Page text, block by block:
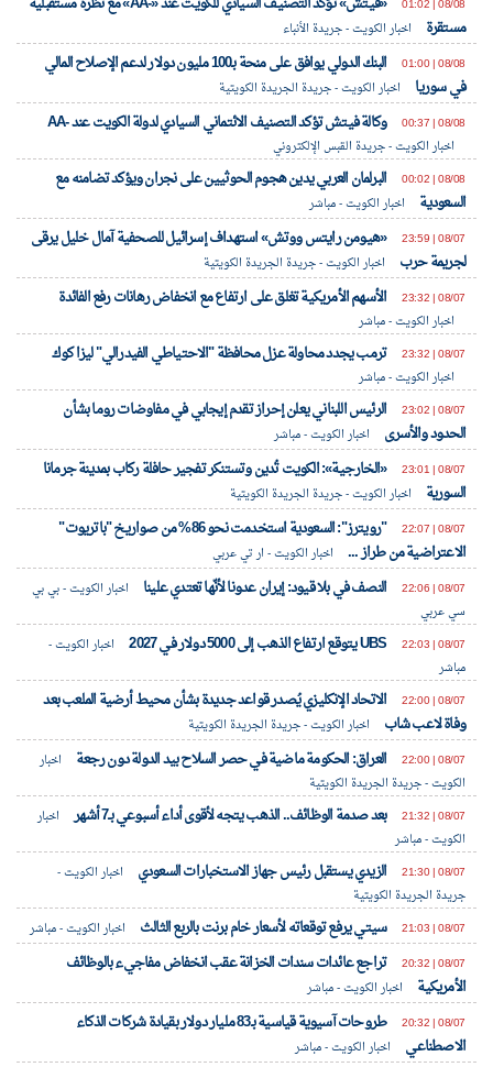
08/08 | 01:02
مستقرة
اخبار الكويت - جريدة الأنباء
08/08 | 01:00
البنك الدولي يوافق على منحة بـ100 مليون دولار لدعم الإصلاح المالي
في سوريا
اخبار الكويت - جريدة الجريدة الكويتية
08/08 | 00:37
وكالة فيتش تؤكد التصنيف الائتماني السيادي لدولة الكويت عند -AA
اخبار الكويت - جريدة القبس الإلكتروني
08/08 | 00:02
البرلمان العربي يدين هجوم الحوثيين على نجران ويؤكد تضامنه مع
السعودية
اخبار الكويت - مباشر
08/07 | 23:59
«هيومن رايتس ووتش» استهداف إسرائيل للصحفية آمال خليل يرقى
لجريمة حرب
اخبار الكويت - جريدة الجريدة الكويتية
08/07 | 23:32
الأسهم الأمريكية تغلق على ارتفاع مع انخفاض رهانات رفع الفائدة
اخبار الكويت - مباشر
08/07 | 23:32
ترمب يجدد محاولة عزل محافظة "الاحتياطي الفيدرالي" ليزا كوك
اخبار الكويت - مباشر
08/07 | 23:02
الرئيس اللبناني يعلن إحراز تقدم إيجابي في مفاوضات روما بشأن
الحدود والأسرى
اخبار الكويت - مباشر
08/07 | 23:01
«الخارجية»: الكويت تُدين وتستنكر تفجير حافلة ركاب بمدينة جرمانا
السورية
اخبار الكويت - جريدة الجريدة الكويتية
08/07 | 22:07
"رويترز": السعودية استخدمت نحو 86% من صواريخ "باتريوت"
الاعتراضية من طراز ...
اخبار الكويت - ار تي عربي
08/07 | 22:06
النصف في بلا قيود: إيران عدونا لأنّها تعتدي علينا
اخبار الكويت - بي بي
سي عربي
08/07 | 22:03
UBS يتوقع ارتفاع الذهب إلى 5000 دولار في 2027
اخبار الكويت -
مباشر
08/07 | 22:00
الاتحاد الإنكليزي يُصدر قواعد جديدة بشأن محيط أرضية الملعب بعد
وفاة لاعب شاب
اخبار الكويت - جريدة الجريدة الكويتية
08/07 | 22:00
العراق: الحكومة ماضية في حصر السلاح بيد الدولة دون رجعة
اخبار
الكويت - جريدة الجريدة الكويتية
08/07 | 21:32
بعد صدمة الوظائف.. الذهب يتجه لأقوى أداء أسبوعي بـ7 أشهر
اخبار
الكويت - مباشر
08/07 | 21:30
الزيدي يستقبل رئيس جهاز الاستخبارات السعودي
اخبار الكويت -
جريدة الجريدة الكويتية
08/07 | 21:03
سيتي يرفع توقعاته لأسعار خام برنت بالربع الثالث
اخبار الكويت - مباشر
08/07 | 20:32
تراجع عائدات سندات الخزانة عقب انخفاض مفاجيء بالوظائف
الأمريكية
اخبار الكويت - مباشر
08/07 | 20:32
طروحات آسيوية قياسية بـ83 مليار دولار بقيادة شركات الذكاء
الاصطناعي
اخبار الكويت - مباشر